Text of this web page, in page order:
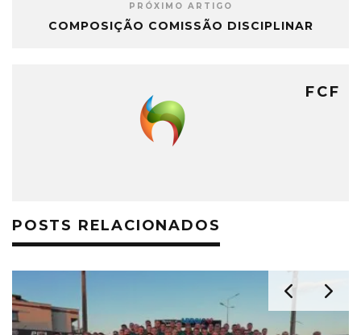
PRÓXIMO ARTIGO
COMPOSIÇÃO COMISSÃO DISCIPLINAR
FCF
POSTS RELACIONADOS